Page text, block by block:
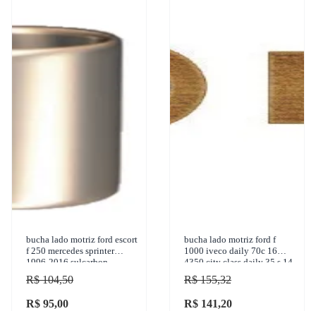
bucha lado motriz ford escort
f 250 mercedes sprinter
1996-2016 sulcarbon -
sc1101-std
R$ 104,50
R$ 95,00
bucha lado motriz ford f
1000 iveco daily 70c 16
4350 city class daily 35 s 14
daily mercedes sprinter
1995-2017 su
R$ 155,32
R$ 141,20